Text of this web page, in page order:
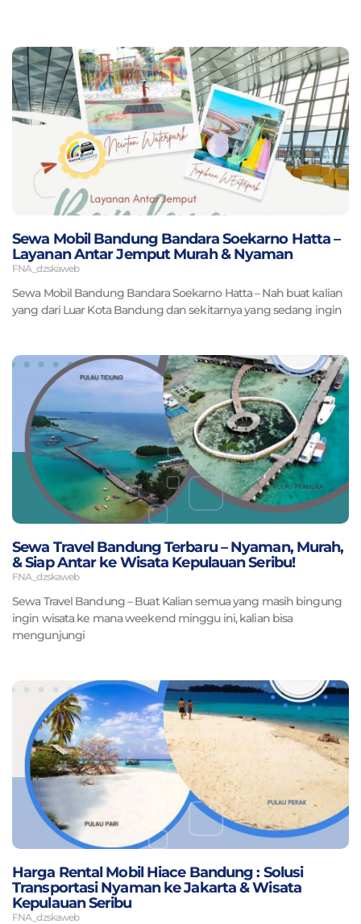
Sewa Mobil Bandung Bandara Soekarno Hatta –
Layanan Antar Jemput Murah & Nyaman
FNA_dzskaweb
Sewa Mobil Bandung Bandara Soekarno Hatta – Nah buat kalian
yang dari Luar Kota Bandung dan sekitarnya yang sedang ingin
Sewa Travel Bandung Terbaru – Nyaman, Murah,
& Siap Antar ke Wisata Kepulauan Seribu!
FNA_dzskaweb
Sewa Travel Bandung – Buat Kalian semua yang masih bingung
ingin wisata ke mana weekend minggu ini, kalian bisa
mengunjungi
Harga Rental Mobil Hiace Bandung : Solusi
Transportasi Nyaman ke Jakarta & Wisata
Kepulauan Seribu
FNA_dzskaweb
PagePagePagePagePage